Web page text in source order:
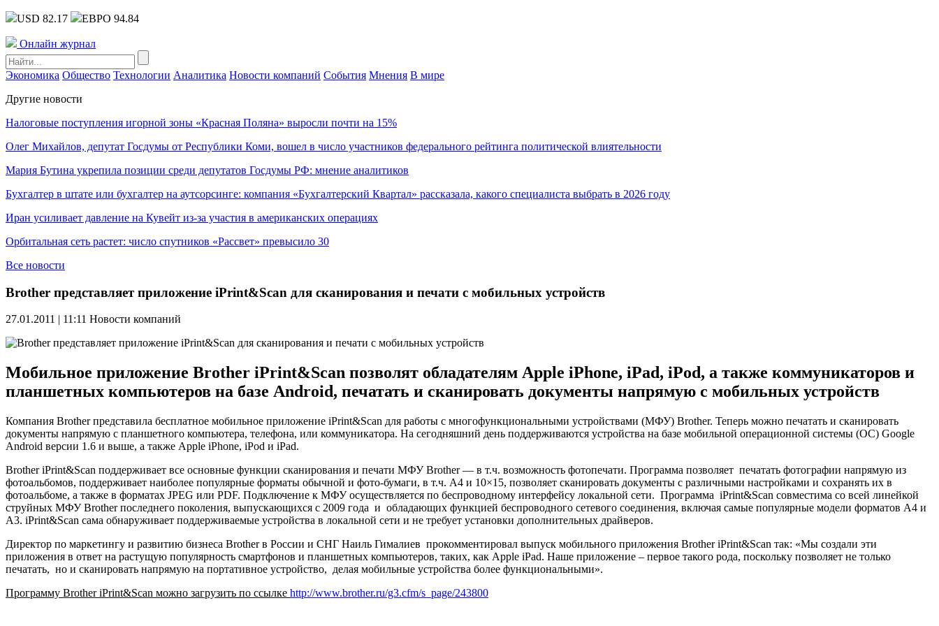
USD 82.17 ЕВРО 94.84
Онлайн журнал
Экономика Общество Технологии Аналитика Новости компаний События Мнения В мире
Другие новости
Налоговые поступления игорной зоны «Красная Поляна» выросли почти на 15%
Олег Михайлов, депутат Госдумы от Республики Коми, вошел в число участников федерального рейтинга политической влиятельности
Мария Бутина укрепила позиции среди депутатов Госдумы РФ: мнение аналитиков
Бухгалтер в штате или бухгалтер на аутсорсинге: компания «Бухгалтерский Квартал» рассказала, какого специалиста выбрать в 2026 году
Иран усиливает давление на Кувейт из-за участия в американских операциях
Орбитальная сеть растет: число спутников «Рассвет» превысило 30
Все новости
Brother представляет приложение iPrint&Scan для сканирования и печати с мобильных устройств
27.01.2011 | 11:11 Новости компаний
Мобильное приложение Brother iPrint&Scan позволят обладателям Apple iPhone, iPad, iPod, а также коммуникаторов и
планшетных компьютеров на базе Android, печатать и сканировать документы напрямую с мобильных устройств
Компания Brother представила бесплатное мобильное приложение iPrint&Scan для работы c многофункциональными устройствами (МФУ) Brother. Теперь можно печатать и сканировать
документы напрямую с планшетного компьютера, телефона, или коммуникатора. На сегодняшний день поддерживаются устройства на базе мобильной операционной системы (ОС) Google
Android версии 1.6 и выше, а также Аpple iPhone, iPod и iPad.
Brother iPrint&Scan поддерживает все основные функции сканирования и печати МФУ Brother — в т.ч. возможность фотопечати. Программа позволяет печатать фотографии напрямую из
фотоальбомов, поддерживает наиболее популярные форматы обычной и фото-бумаги, в т.ч. А4 и 10×15, позволяет сканировать документы с различными настройками и сохранять их в
фотоальбоме, а также в форматах JPEG или PDF. Подключение к МФУ осуществляется по беспроводному интерфейсу локальной сети. Программа iPrint&Scan совместима со всей линейкой
струйных МФУ Brother последнего поколения, выпускающихся с 2009 года и обладающих функцией беспроводного сетевого соединения, включая самые популярные модели форматов А4 и
А3. iPrint&Scan сама обнаруживает поддерживаемые устройства в локальной сети и не требует установки дополнительных драйверов.
Директор по маркетингу и развитию бизнеса Brother в России и СНГ Наиль Гималиев прокомментировал выпуск мобильного приложения Brother iPrint&Scan так: «Мы создали эти
приложения в ответ на растущую популярность смартфонов и планшетных компьютеров, таких, как Apple iPad. Наше приложение – первое такого рода, поскольку позволяет не только
печатать, но и сканировать напрямую на портативное устройство, делая мобильные устройства более функциональными».
Программу Brother iPrint&Scan можно загрузить по ссылке http://www.brother.ru/g3.cfm/s_page/243800